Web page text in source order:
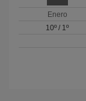
Enero
10º / 1º